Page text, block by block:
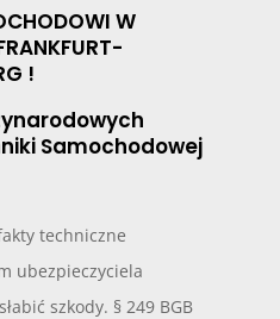
W
!
Samochodowej
techniczne
ubezpieczyciela
szkody. § 249 BGB